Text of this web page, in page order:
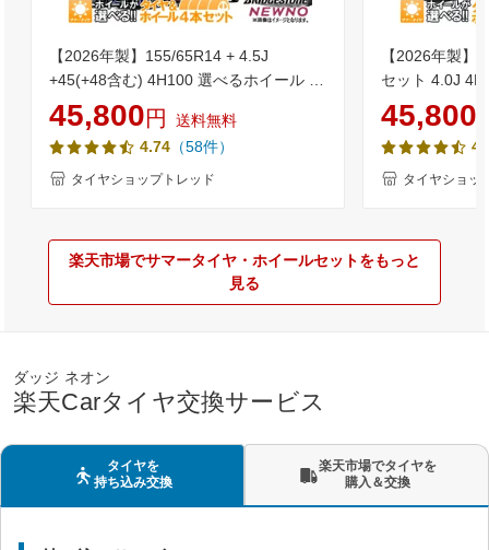
【2026年製】155/65R14 + 4.5J
+45(+48含む) 4H100 選べるホイール 4
本セット送料無料 低燃費 ブリヂストン
NEWNO(ニューノ) 新品 サマータイヤN-
BOX タント ワゴンR ムーブ スペーシア
等のドレスアップに軽自動車 14インチ
45,800円
送料無料
4.74 （58件）
タイヤショップトレッド
【2026年製】
セット 4.0J
145/80R12
等) 新品4本セ
ヤ 軽バン 軽ト
45,800
タイヤショッ
楽天市場でサマータイヤ・ホイールセットをもっと
見る
ダッジ ネオン
楽天Carタイヤ交換サービス
タイヤを
持ち込み交換
楽天市場でタイヤを
購入＆交換